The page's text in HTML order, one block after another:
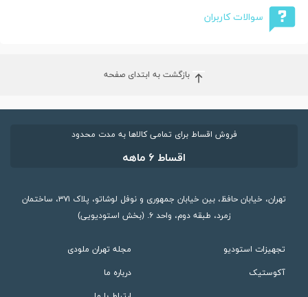
سوالات کاربران
بازگشت به ابتدای صفحه
فروش اقساط برای تمامی کالاها به مدت محدود
اقساط ۶ ماهه
تهران، خیابان حافظ، بین خیابان جمهوری و نوفل لوشاتو، پلاک ۳۷۱، ساختمان
زمرد، طبقه دوم، واحد ۶. (بخش استودیویی)
تجهیزات استودیو
آکوستیک
مجله تهران ملودی
درباره ما